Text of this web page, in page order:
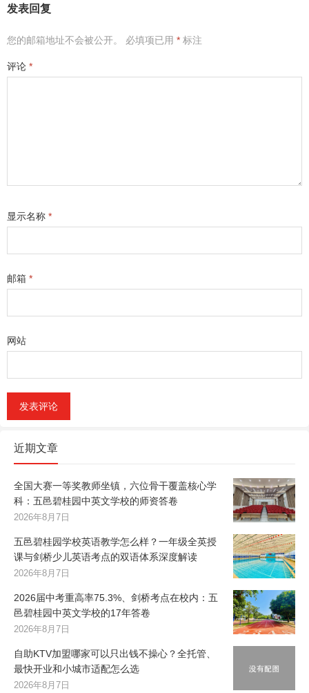
发表回复
您的邮箱地址不会被公开。 必填项已用 * 标注
评论 *
显示名称 *
邮箱 *
网站
近期文章
全国大赛一等奖教师坐镇，六位骨干覆盖核心学
科：五邑碧桂园中英文学校的师资答卷
2026年8月7日
五邑碧桂园学校英语教学怎么样？一年级全英授
课与剑桥少儿英语考点的双语体系深度解读
2026年8月7日
2026届中考重高率75.3%、剑桥考点在校内：五
邑碧桂园中英文学校的17年答卷
2026年8月7日
自助KTV加盟哪家可以只出钱不操心？全托管、
最快开业和小城市适配怎么选
2026年8月7日